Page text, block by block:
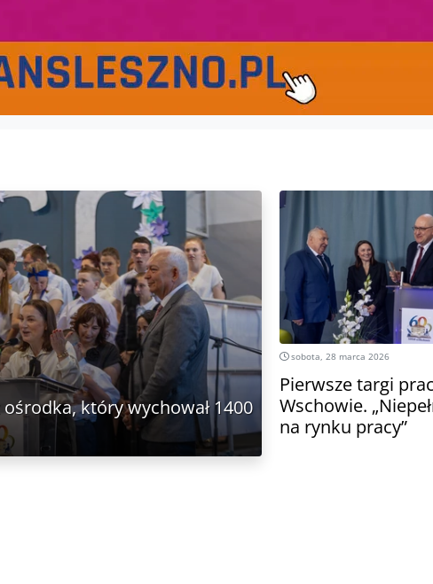
który wychował 1400
sobota, 28 marca 2026
Pierwsze targi
Wschowie.
na rynku pracy”